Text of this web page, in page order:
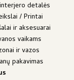
detalės
/ Printai
ir aksesuarai
vaikams
ir vazos
pakavimas